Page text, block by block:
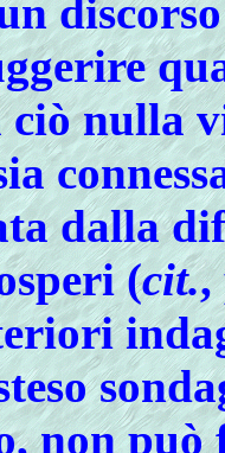
nulla
dalla
(cit.,
non può